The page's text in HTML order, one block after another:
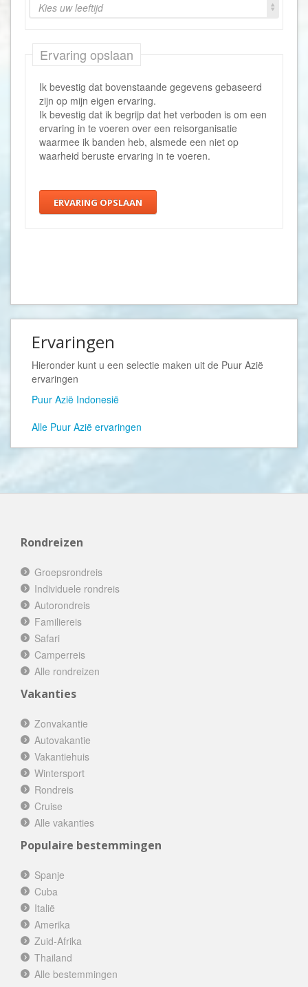
Kies uw leeftijd
Ervaring opslaan
Ik bevestig dat bovenstaande gegevens gebaseerd
zijn op mijn eigen ervaring.
Ik bevestig dat ik begrijp dat het verboden is om een
ervaring in te voeren over een reisorganisatie
waarmee ik banden heb, alsmede een niet op
waarheid beruste ervaring in te voeren.
ERVARING OPSLAAN
Ervaringen
Hieronder kunt u een selectie maken uit de Puur Azië
ervaringen
Puur Azië Indonesië
Alle Puur Azië ervaringen
Rondreizen
Groepsrondreis
Individuele rondreis
Autorondreis
Familiereis
Safari
Camperreis
Alle rondreizen
Vakanties
Zonvakantie
Autovakantie
Vakantiehuis
Wintersport
Rondreis
Cruise
Alle vakanties
Populaire bestemmingen
Spanje
Cuba
Italië
Amerika
Zuid-Afrika
Thailand
Alle bestemmingen